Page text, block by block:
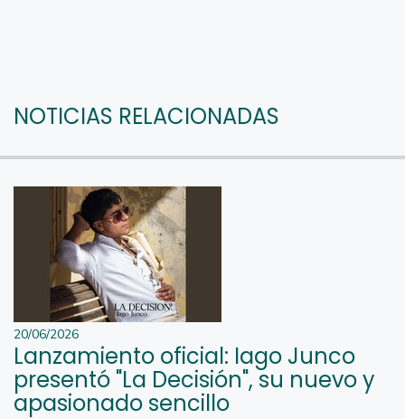
NOTICIAS RELACIONADAS
20/06/2026
Lanzamiento oficial: Iago Junco
presentó "La Decisión", su nuevo y
apasionado sencillo